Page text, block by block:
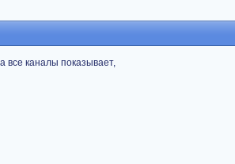
все каналы показывает,